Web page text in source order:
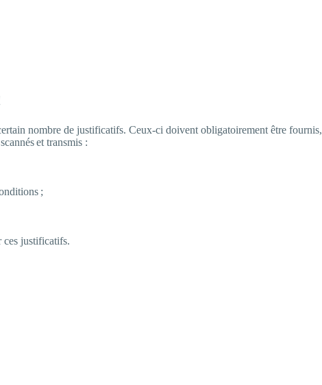
nombre de justificatifs. Ceux-ci doivent obligatoirement être fournis,
et transmis :
;
ces justificatifs.